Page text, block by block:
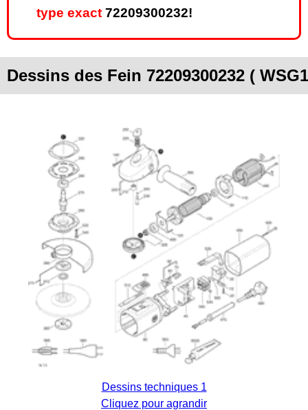
type exact 72209300232!
Dessins des Fein 72209300232 (
Dessins techniques 1
Cliquez pour agrandir